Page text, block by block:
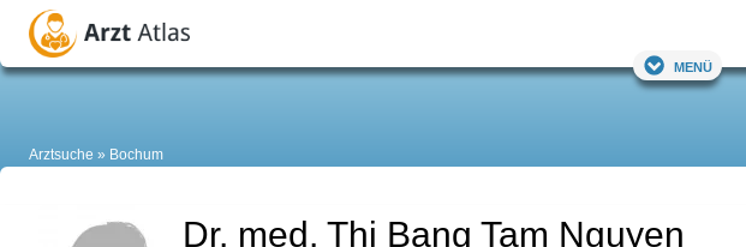
Menü
Arztsuche Bochum
Dr. med. Thi Bang Tam Nguyen